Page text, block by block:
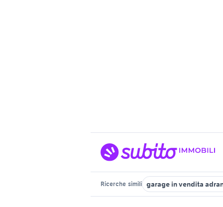
Ricerche simili garage in vendita